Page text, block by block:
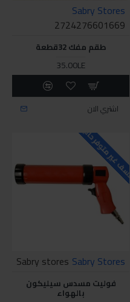
Sabry Stores
2724276601669
طقم مفك 32قطعة
35.00LE
اشتري الان
للاسف غير متوفر حاليا
Sabry Stores
Sabry stores
فوليت مسدس سيليكون
بالهواء